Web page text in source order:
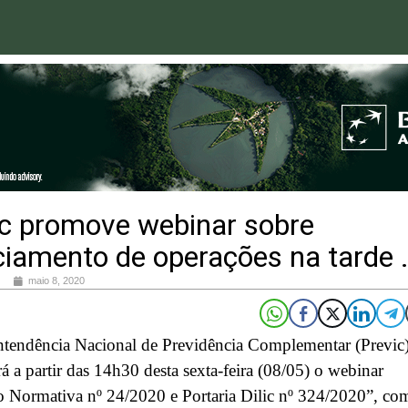
promove webinar sobre
de operações na tarde
maio 8, 2020
Nacional de Previdência Complementar
a partir das 14h30 desta sexta-feira (08/05) o webinar
Normativa nº 24/2020 e Portaria Dilic nº 324/2020”,